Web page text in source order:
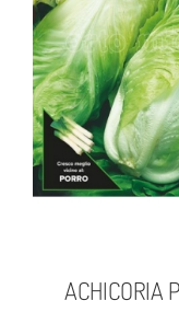
ACHICORIA